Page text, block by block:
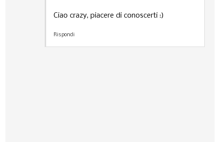
Ciao crazy, piacere di conoscerti :)
Rispondi